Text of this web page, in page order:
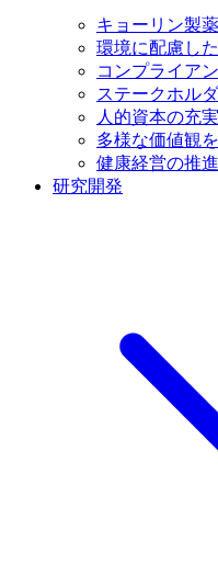
キョーリン製
環境に配慮し
コンプライア
ステークホル
人的資本の充実
多様な価値観
健康経営の推進
研究開発